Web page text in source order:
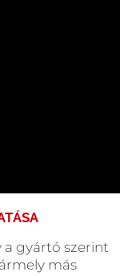
gyártó szerint
más